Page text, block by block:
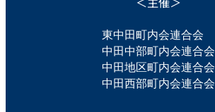
東中田町内会連合会
中田中部町内会連合会
中田地区町内会連合会
中田西部町内会連合会